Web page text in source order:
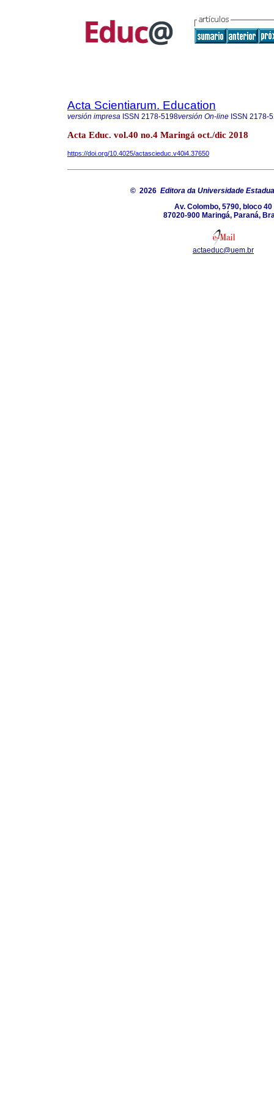
Acta Scientiarum. Education
versión impresa ISSN 2178-5198versión On-line ISSN 2178-
Acta Educ. vol.40 no.4 Maringá oct./dic 2018
https://doi.org/10.4025/actascieduc.v40i4.37650
© 2026 Editora da Universidade
Av. Colombo, 5790, bloco 40
87020-900 Maringá, Paraná,
actaeduc@uem.br